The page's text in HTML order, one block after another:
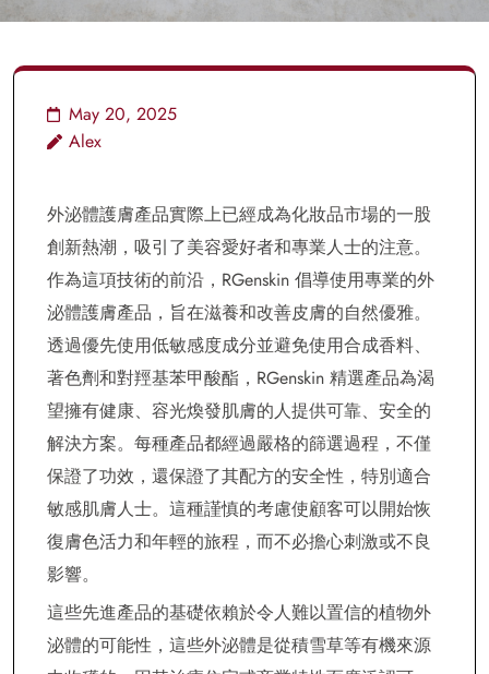
May 20, 2025
Alex
外泌體護膚產品實際上已經成為化妝品市場的一股
創新熱潮，吸引了美容愛好者和專業人士的注意。
作為這項技術的前沿，RGenskin 倡導使用專業的外
泌體護膚產品，旨在滋養和改善皮膚的自然優雅。
透過優先使用低敏感度成分並避免使用合成香料、
著色劑和對羥基苯甲酸酯，RGenskin 精選產品為渴
望擁有健康、容光煥發肌膚的人提供可靠、安全的
解決方案。每種產品都經過嚴格的篩選過程，不僅
保證了功效，還保證了其配方的安全性，特別適合
敏感肌膚人士。這種謹慎的考慮使顧客可以開始恢
復膚色活力和年輕的旅程，而不必擔心刺激或不良
影響。
這些先進產品的基礎依賴於令人難以置信的植物外
泌體的可能性，這些外泌體是從積雪草等有機來源